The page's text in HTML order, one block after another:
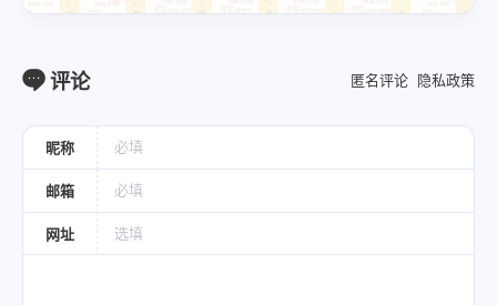
评论 匿名评论 隐私政策
昵称
邮箱
网址